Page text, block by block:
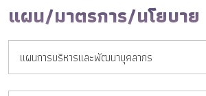
แผน/มาตรการ/นโยบาย
แผนการบริหารและพัฒนาบุคลากร